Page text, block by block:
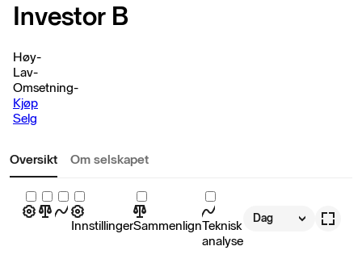
Investor B
Høy-
Lav-
Omsetning-
Kjøp
Selg
Oversikt Om selskapet
InnstillingerSammenlignTeknisk
analyse
Dag